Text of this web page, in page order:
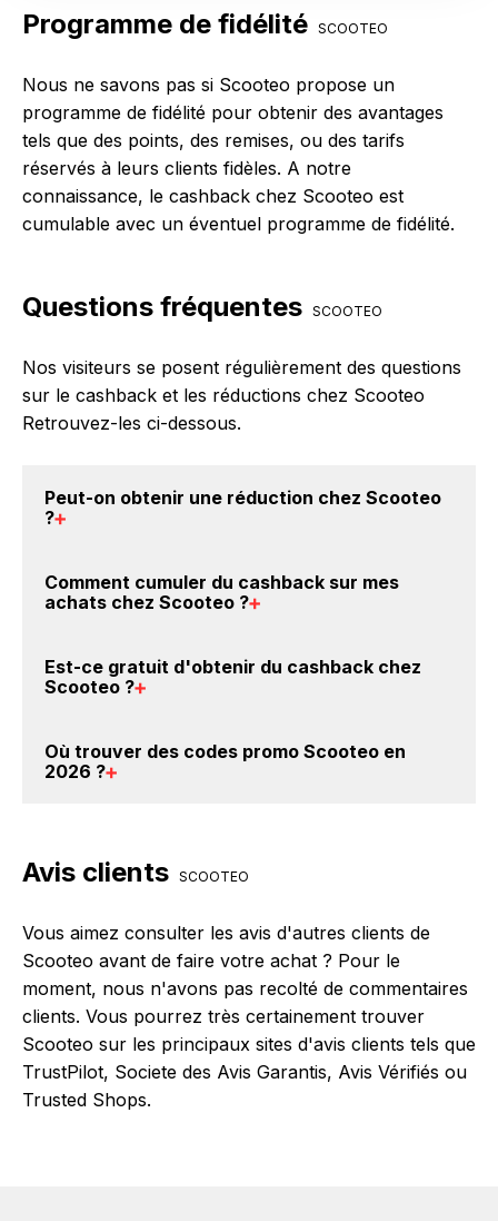
Programme de fidélité SCOOTEO
Nous ne savons pas si Scooteo propose un
programme de fidélité pour obtenir des avantages
tels que des points, des remises, ou des tarifs
réservés à leurs clients fidèles. A notre
connaissance, le cashback chez Scooteo est
cumulable avec un éventuel programme de fidélité.
Questions fréquentes SCOOTEO
Nos visiteurs se posent régulièrement des questions
sur le cashback et les réductions chez Scooteo
Retrouvez-les ci-dessous.
Peut-on obtenir une réduction chez Scooteo
?
crédités sur votre cagnotte BackBackBack lorsque
Comment cumuler du cashback sur mes
achats chez Scooteo ?
Scooteo : Créez votre compte sur BackBackBack et
dans votre cagnotte au plus tard 48h après votre
Est-ce gratuit d'obtenir du cashback chez
Scooteo ?
compte gratuitement pour cumuler vos réductions
Où trouver des codes promo Scooteo en
2026 ?
sont disponibles sur notre site BackBackBack, vous
codes promo Scooteo.
Avis clients SCOOTEO
Vous aimez consulter les avis d'autres clients de
Scooteo avant de faire votre achat ? Pour le
moment, nous n'avons pas recolté de commentaires
clients. Vous pourrez très certainement trouver
Scooteo sur les principaux sites d'avis clients tels que
TrustPilot, Societe des Avis Garantis, Avis Vérifiés ou
Trusted Shops.